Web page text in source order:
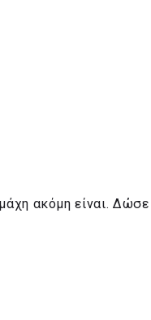
ακόμη είναι.